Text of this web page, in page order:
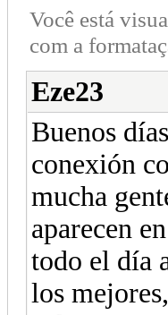
Você está
com a
Eze23
Buenos
conexión
mucha
aparecen
todo el día
los